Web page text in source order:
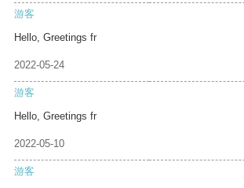
游客
Hello, Greetings fr
2022-05-24
游客
Hello, Greetings fr
2022-05-10
游客